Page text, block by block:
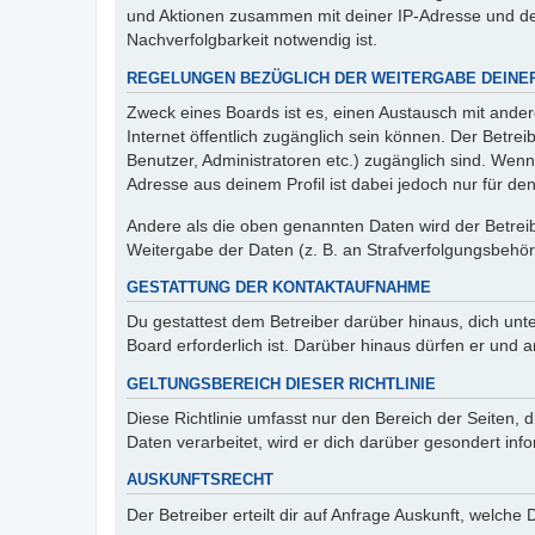
und Aktionen zusammen mit deiner IP-Adresse und
Nachverfolgbarkeit notwendig ist.
REGELUNGEN BEZÜGLICH DER WEITERGABE
Zweck eines Boards ist es, einen Austausch mit
Internet öffentlich zugänglich sein können. Der
Benutzer, Administratoren etc.) zugänglich sind.
Adresse aus deinem Profil ist dabei jedoch nur für
Andere als die oben genannten Daten wird der
Weitergabe der Daten (z. B. an
GESTATTUNG DER KONTAKTAUFNAHME
Du gestattest dem Betreiber darüber hinaus, dich
Board erforderlich ist. Darüber hinaus dürfen er und
GELTUNGSBEREICH DIESER RICHTLINIE
Diese Richtlinie umfasst nur den Bereich der Seiten,
Daten verarbeitet, wird er dich darüber gesondert
AUSKUNFTSRECHT
Der Betreiber erteilt dir auf Anfrage Auskunft, welche